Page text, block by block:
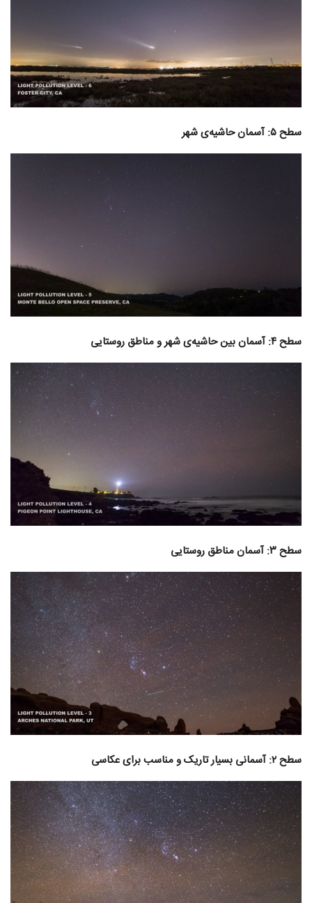
سطح ۵: آسمان حاشیه‌ی شهر
سطح ۴: آسمان بین حاشیه‌ی شهر و مناطق روستایی
سطح ۳: آسمان مناطق روستایی
سطح ۲: آسمانی بسیار تاریک و مناسب برای عکاسی